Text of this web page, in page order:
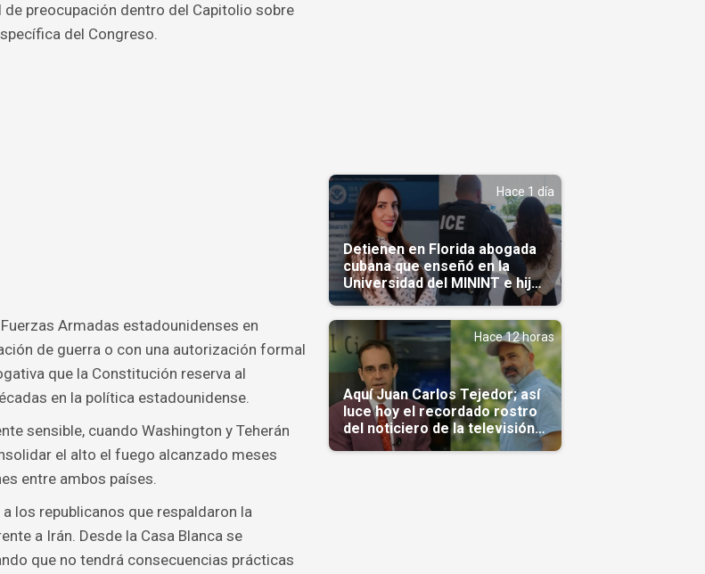
preocupación dentro del Capitolio sobre
del Congreso.
Armadas estadounidenses en
de guerra o con una autorización formal
que la Constitución reserva al
en la política estadounidense.
sensible, cuando Washington y Teherán
el alto el fuego alcanzado meses
entre ambos países.
los republicanos que respaldaron la
a Irán. Desde la Casa Blanca se
que no tendrá consecuencias prácticas
Hace 1 día
Detienen en Florida abogada
cubana que enseñó en la
Universidad del MININT e hija
de diplomático cubano
Hace 12 horas
Aquí Juan Carlos Tejedor; así
luce hoy el recordado rostro
del noticiero de la televisión
cubana